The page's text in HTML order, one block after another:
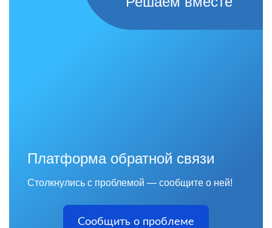
Платформа обратной связи
Столкнулись с проблемой — сообщите о ней!
Сообщить о проблеме